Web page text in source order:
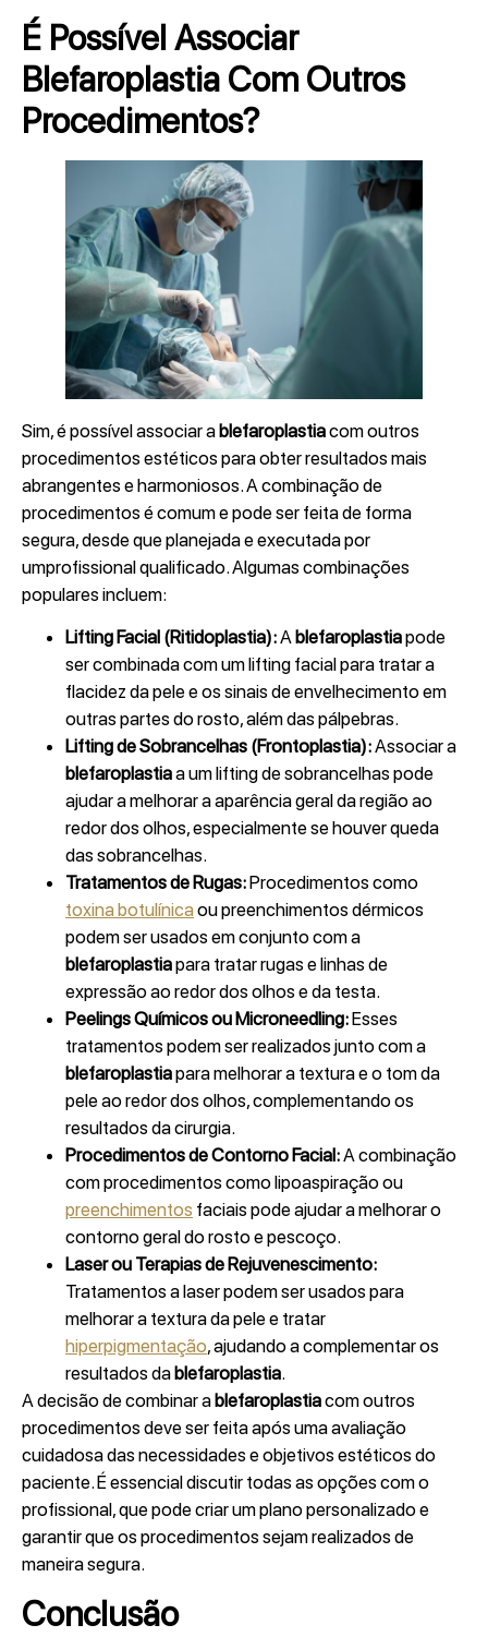
É Possível Associar
Blefaroplastia Com Outros
Procedimentos?
Sim, é possível associar ablefaroplastiacom outros
procedimentos estéticos para obter resultados mais
abrangentes e harmoniosos. A combinação de
procedimentos é comum e pode ser feita de forma
segura, desde que planejada e executada por
umprofissional qualificado. Algumas combinações
populares incluem:
Lifting Facial (Ritidoplastia):A blefaroplastiapode
ser combinada com um lifting facial para tratar a
flacidez da pele e os sinais de envelhecimento em
outras partes do rosto, além das pálpebras.
Lifting de Sobrancelhas (Frontoplastia):Associar a
blefaroplastiaa um lifting de sobrancelhas pode
ajudar a melhorar a aparência geral da região ao
redor dos olhos, especialmente se houver queda
das sobrancelhas.
Tratamentos de Rugas:Procedimentos como
toxina botulínicaou preenchimentos dérmicos
podem ser usados em conjunto com a
blefaroplastiapara tratar rugas e linhas de
expressão ao redor dos olhos e da testa.
Peelings Químicos ou Microneedling:Esses
tratamentos podem ser realizados junto com a
blefaroplastiapara melhorar a textura e o tom da
pele ao redor dos olhos, complementando os
resultados da cirurgia.
Procedimentos de Contorno Facial:A combinação
com procedimentos como lipoaspiração ou
preenchimentos faciais pode ajudar a melhorar o
contorno geral do rosto e pescoço.
Laser ou Terapias de Rejuvenescimento:
Tratamentos a laser podem ser usados para
melhorar a textura da pele e tratar
hiperpigmentação, ajudando a complementar os
resultados dablefaroplastia.
A decisão de combinar ablefaroplastiacom outros
procedimentos deve ser feita após uma avaliação
cuidadosa das necessidades e objetivos estéticos do
paciente. É essencial discutir todas as opções com o
profissional, que pode criar um plano personalizado e
garantir que os procedimentos sejam realizados de
maneira segura.
Conclusão